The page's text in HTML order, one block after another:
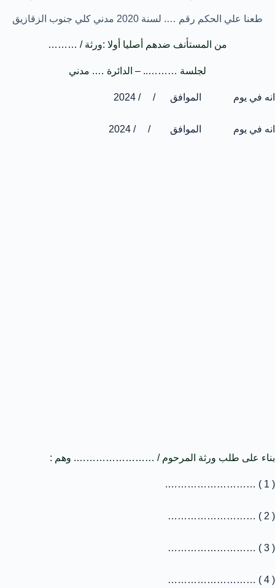
طعنا علي الحكم رقم …. لسنة 2020 مدني كلي جنوب الزقازيق
من المستأنف ضدهم أصليا أولا :ورثة / ………
لجلسة ……….. – الدائرة …. مدني
انه في يوم الموافق / / 2024
انه في يوم الموافق / / 2024
بناء على طلب ورثة المرحوم / ……………………. وهم :
( 1 ) ……………………….
( 2 ) ………………………
( 3 ) ………………………
( 4 ) ………………………